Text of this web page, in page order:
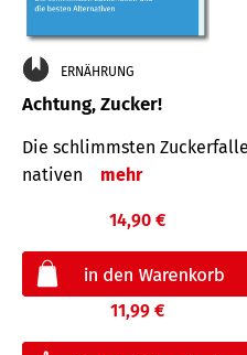
ERNÄHRUNG
Achtung, Zucker!
Die schlimmsten
nativen
mehr
14,90 €
11,99 €